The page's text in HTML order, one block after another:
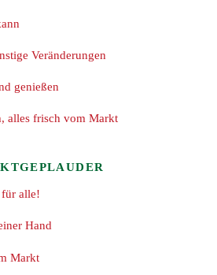
Veränderungen
genießen
alles frisch vom Markt
für alle!
Hand
Markt